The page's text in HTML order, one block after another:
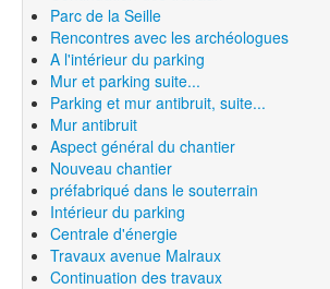
Parc de la Seille
Rencontres avec les archéologues
A l'intérieur du parking
Mur et parking suite...
Parking et mur antibruit, suite...
Mur antibruit
Aspect général du chantier
Nouveau chantier
préfabriqué dans le souterrain
Intérieur du parking
Centrale d'énergie
Travaux avenue Malraux
Continuation des travaux